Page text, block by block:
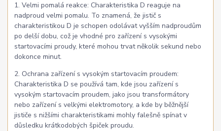
1. Velmi pomalá reakce: Charakteristika D reaguje na
nadproud velmi pomalu. To znamená, že jistič s
charakteristikou D je schopen odolávat vyšším nadproudům
po delší dobu, což je vhodné pro zařízení s vysokými
startovacími proudy, které mohou trvat několik sekund nebo
dokonce minut.
2. Ochrana zařízení s vysokým startovacím proudem:
Charakteristika D se používá tam, kde jsou zařízení s
vysokým startovacím proudem, jako jsou transformátory
nebo zařízení s velkými elektromotory, a kde by běžnější
jističe s nižšími charakteristikami mohly falešně spínat v
důsledku krátkodobých špiček proudu.